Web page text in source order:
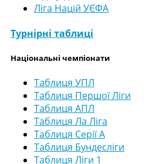
Ліга Націй УЄФА
Турнірні таблиці
Національні чемпіонати
Таблиця УПЛ
Таблиця Першої Ліги
Таблиця АПЛ
Таблиця Ла Ліга
Таблиця Серії А
Таблиця Бундесліги
Таблиця Ліги 1